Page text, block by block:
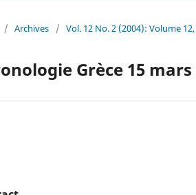
/ Archives / Vol. 12 No. 2 (2004): Volume
Grèce 15